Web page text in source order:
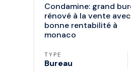
condamine: grand bureau
rénové à la vente avec
bonne rentabilité à
monaco
TYPE
Bureau